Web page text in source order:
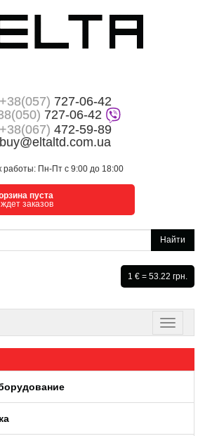
+38(057) 727-06-42
727-06-42
+38(067) 472-59-89
buy@eltaltd.com.ua
работы: Пн-Пт с 9:00 до 18:00
пуста
заказов
Найти
1 € = 53.22 грн.